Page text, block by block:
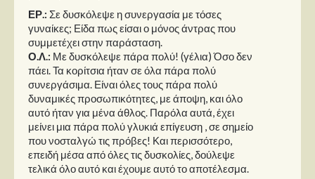
ΕΡ.: Σε δυσκόλεψε η συνεργασία με τόσες
γυναίκες; Είδα πως είσαι ο μόνος άντρας που
συμμετέχει στην παράσταση.
Ο.Λ.: Με δυσκόλεψε πάρα πολύ! (γέλια) Όσο δεν
πάει. Τα κορίτσια ήταν σε όλα πάρα πολύ
συνεργάσιμα. Είναι όλες τους πάρα πολύ
δυναμικές προσωπικότητες, με άποψη, και όλο
αυτό ήταν για μένα άθλος. Παρόλα αυτά, έχει
μείνει μια πάρα πολύ γλυκιά επίγευση , σε σημείο
που νοσταλγώ τις πρόβες! Και περισσότερο,
επειδή μέσα από όλες τις δυσκολίες, δούλεψε
τελικά όλο αυτό και έχουμε αυτό το αποτέλεσμα.